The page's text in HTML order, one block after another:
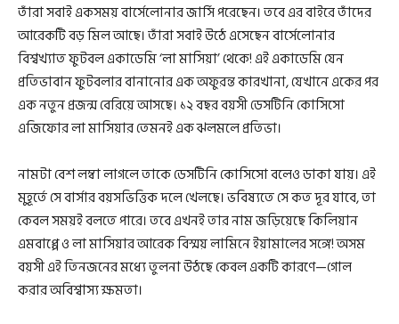
তাঁরা সবাই একসময় বার্সেলোনার জার্সি পরেছেন। তবে এর বাইরে তাঁদের
আরেকটি বড় মিল আছে। তাঁরা সবাই উঠে এসেছেন বার্সেলোনার
বিশ্বখ্যাত ফুটবল একাডেমি ‘লা মাসিয়া’ থেকে! এই একাডেমি যেন
প্রতিভাবান ফুটবলার বানানোর এক অফুরন্ত কারখানা, যেখানে একের পর
এক নতুন প্রজন্ম বেরিয়ে আসছে। ১২ বছর বয়সী ডেসটিনি কোসিসো
এজিফোর লা মাসিয়ার তেমনই এক ঝলমলে প্রতিভা।
নামটা বেশ লম্বা লাগলে তাকে ডেসটিনি কোসিসো বলেও ডাকা যায়। এই
মুহূর্তে সে বার্সার বয়সভিত্তিক দলে খেলছে। ভবিষ্যতে সে কত দূর যাবে, তা
কেবল সময়ই বলতে পারে। তবে এখনই তার নাম জড়িয়েছে কিলিয়ান
এমবাপ্পে ও লা মাসিয়ার আরেক বিস্ময় লামিনে ইয়ামালের সঙ্গে! অসম
বয়সী এই তিনজনের মধ্যে তুলনা উঠছে কেবল একটি কারণে—গোল
করার অবিশ্বাস্য ক্ষমতা।